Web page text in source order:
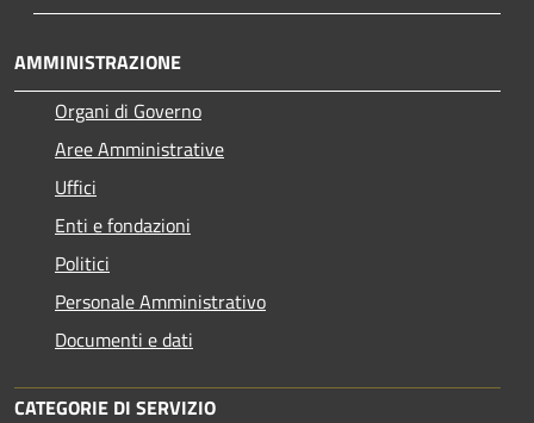
AMMINISTRAZIONE
Organi di Governo
Aree Amministrative
Uffici
Enti e fondazioni
Politici
Personale Amministrativo
Documenti e dati
CATEGORIE DI SERVIZIO